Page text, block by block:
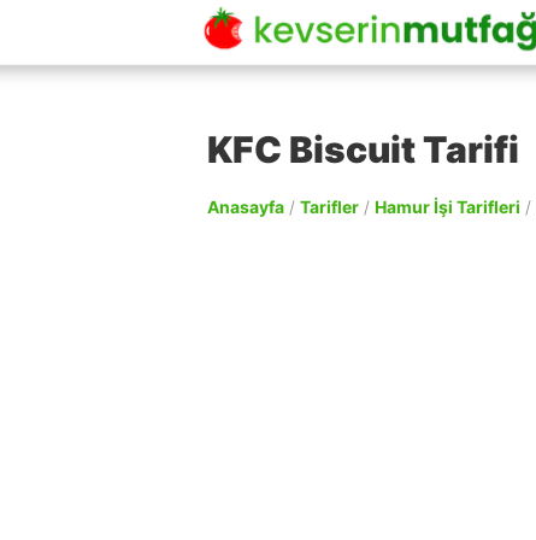
KFC Biscuit Tarifi
Anasayfa / Tarifler / Hamur İşi Tarifleri /